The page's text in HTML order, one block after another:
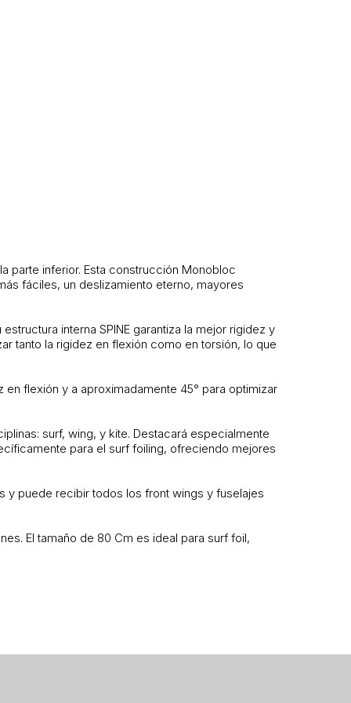
parte inferior. Esta construcción Monobloc
fáciles, un deslizamiento eterno, mayores
interna SPINE garantiza la mejor rigidez y
tanto la rigidez en flexión como en torsión, lo que
flexión y a aproximadamente 45° para optimizar
surf, wing, y kite. Destacará especialmente
para el surf foiling, ofreciendo mejores
y puede recibir todos los front wings y fuselajes
El tamaño de 80 Cm es ideal para surf foil,